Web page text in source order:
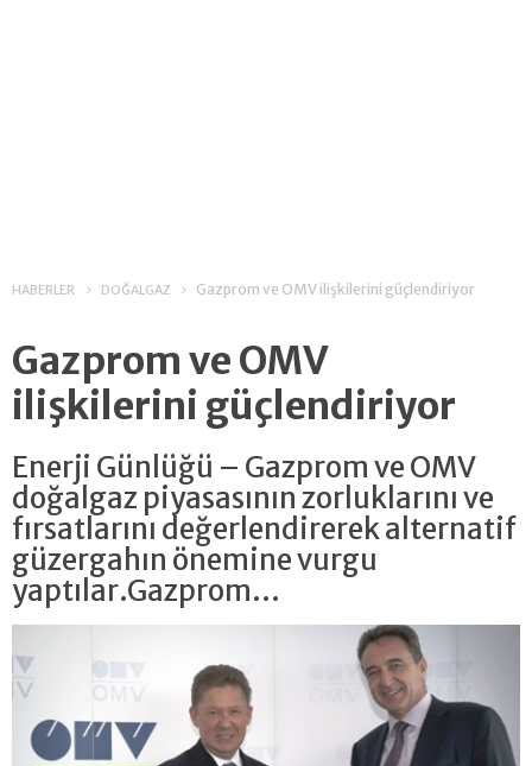
HABERLER DOĞALGAZ Gazprom ve OMV ilişkilerini güçlendiriyor
Gazprom ve OMV
ilişkilerini güçlendiriyor
Enerji Günlüğü – Gazprom ve OMV
doğalgaz piyasasının zorluklarını ve
fırsatlarını değerlendirerek alternatif
güzergahın önemine vurgu
yaptılar.Gazprom...